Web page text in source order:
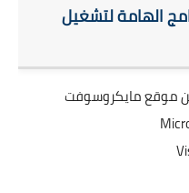
الهامة لتشغيل
من موقع مايكروسوفت